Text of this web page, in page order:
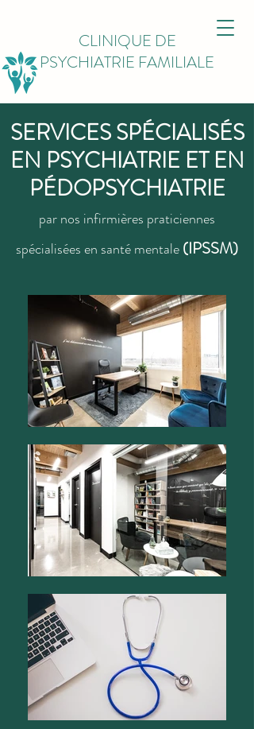
CLINIQUE DE
PSYCHIATRIE FAMILIALE
SERVICES SPÉCIALISÉS
EN PSYCHIATRIE ET EN
PÉDOPSYCHIATRIE
par nos infirmières praticiennes
spécialisées en santé mentale(IPSSM)